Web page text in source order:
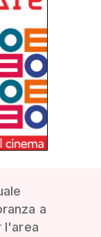
a
l'area